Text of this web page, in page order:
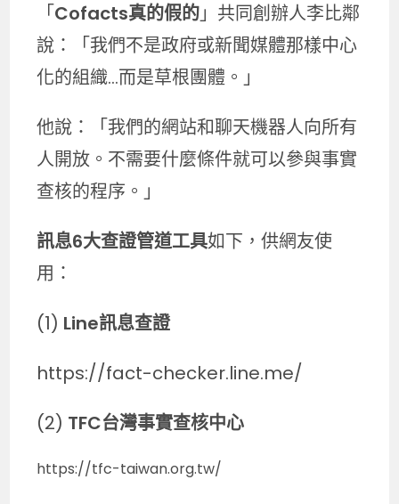
「Cofacts真的假的」共同創辦人李比鄰
說：「我們不是政府或新聞媒體那樣中心
化的組織…而是草根團體。」
他說：「我們的網站和聊天機器人向所有
人開放。不需要什麼條件就可以參與事實
查核的程序。」
訊息6大查證管道工具如下，供網友使
用：
(1) Line訊息查證
https://fact-checker.line.me/
(2) TFC台灣事實查核中心
https://tfc-taiwan.org.tw/